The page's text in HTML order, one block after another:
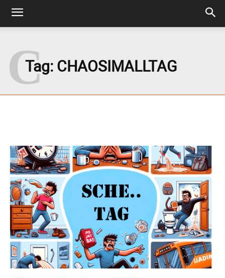
Tag:CHAOSIMALLTAG
C